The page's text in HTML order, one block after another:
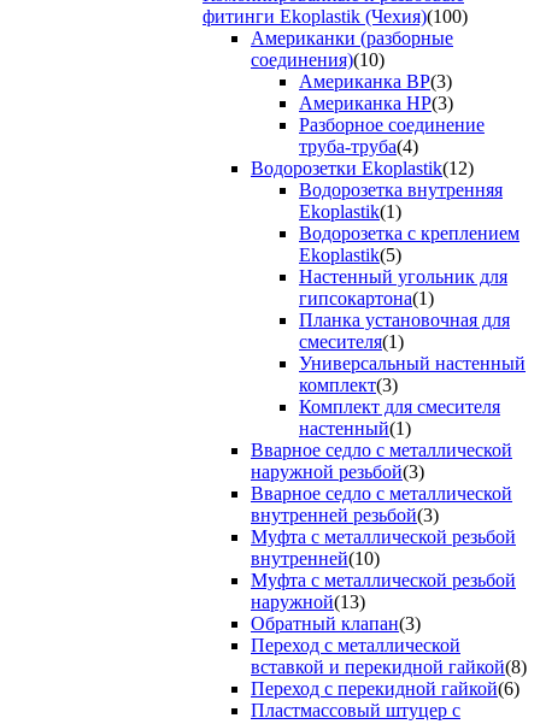
фитинги Ekoplastik (Чехия)(100)
Американки (разборные
соединения)(10)
Американка ВР(3)
Американка НР(3)
Разборное соединение
труба-труба(4)
Водорозетки Ekoplastik(12)
Водорозетка внутренняя
Ekoplastik(1)
Водорозетка с креплением
Ekoplastik(5)
Настенный угольник для
гипсокартона(1)
Планка установочная для
смесителя(1)
Универсальный настенный
комплект(3)
Комплект для смесителя
настенный(1)
Вварное седло с металлической
наружной резьбой(3)
Вварное седло с металлической
внутренней резьбой(3)
Муфта с металлической резьбой
внутренней(10)
Муфта с металлической резьбой
наружной(13)
Обратный клапан(3)
Переход с металлической
вставкой и перекидной гайкой(8)
Переход с перекидной гайкой(6)
Пластмассовый штуцер с